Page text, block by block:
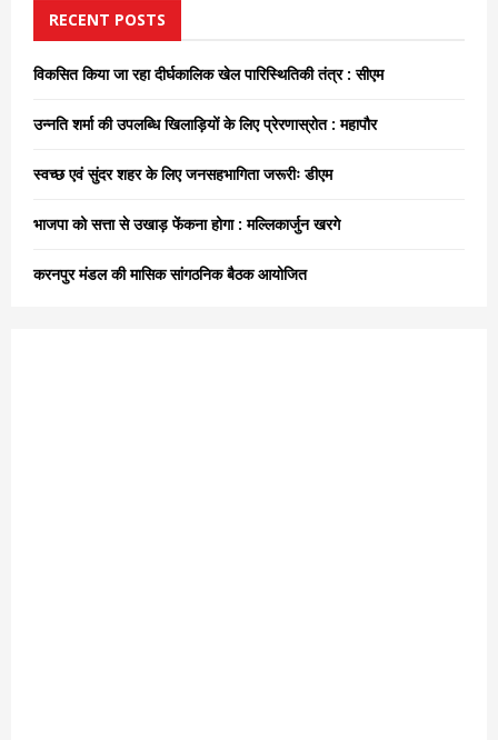
f
o
RECENT POSTS
विकसित किया जा रहा दीर्घकालिक खेल पारिस्थितिकी तंत्र : सीएम
उन्नति शर्मा की उपलब्धि खिलाड़ियों के लिए प्रेरणास्रोत : महापौर
स्वच्छ एवं सुंदर शहर के लिए जनसहभागिता जरूरीः डीएम
भाजपा को सत्ता से उखाड़ फेंकना होगा : मल्लिकार्जुन खरगे
करनपुर मंडल की मासिक सांगठनिक बैठक आयोजित